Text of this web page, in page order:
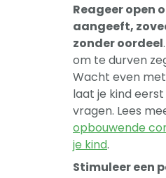
Reageer open
aangeeft,
zonder oordeel
om te durven
Wacht even
laat je kind
vragen. Lees
opbouwende
je kind.
Stimuleer een